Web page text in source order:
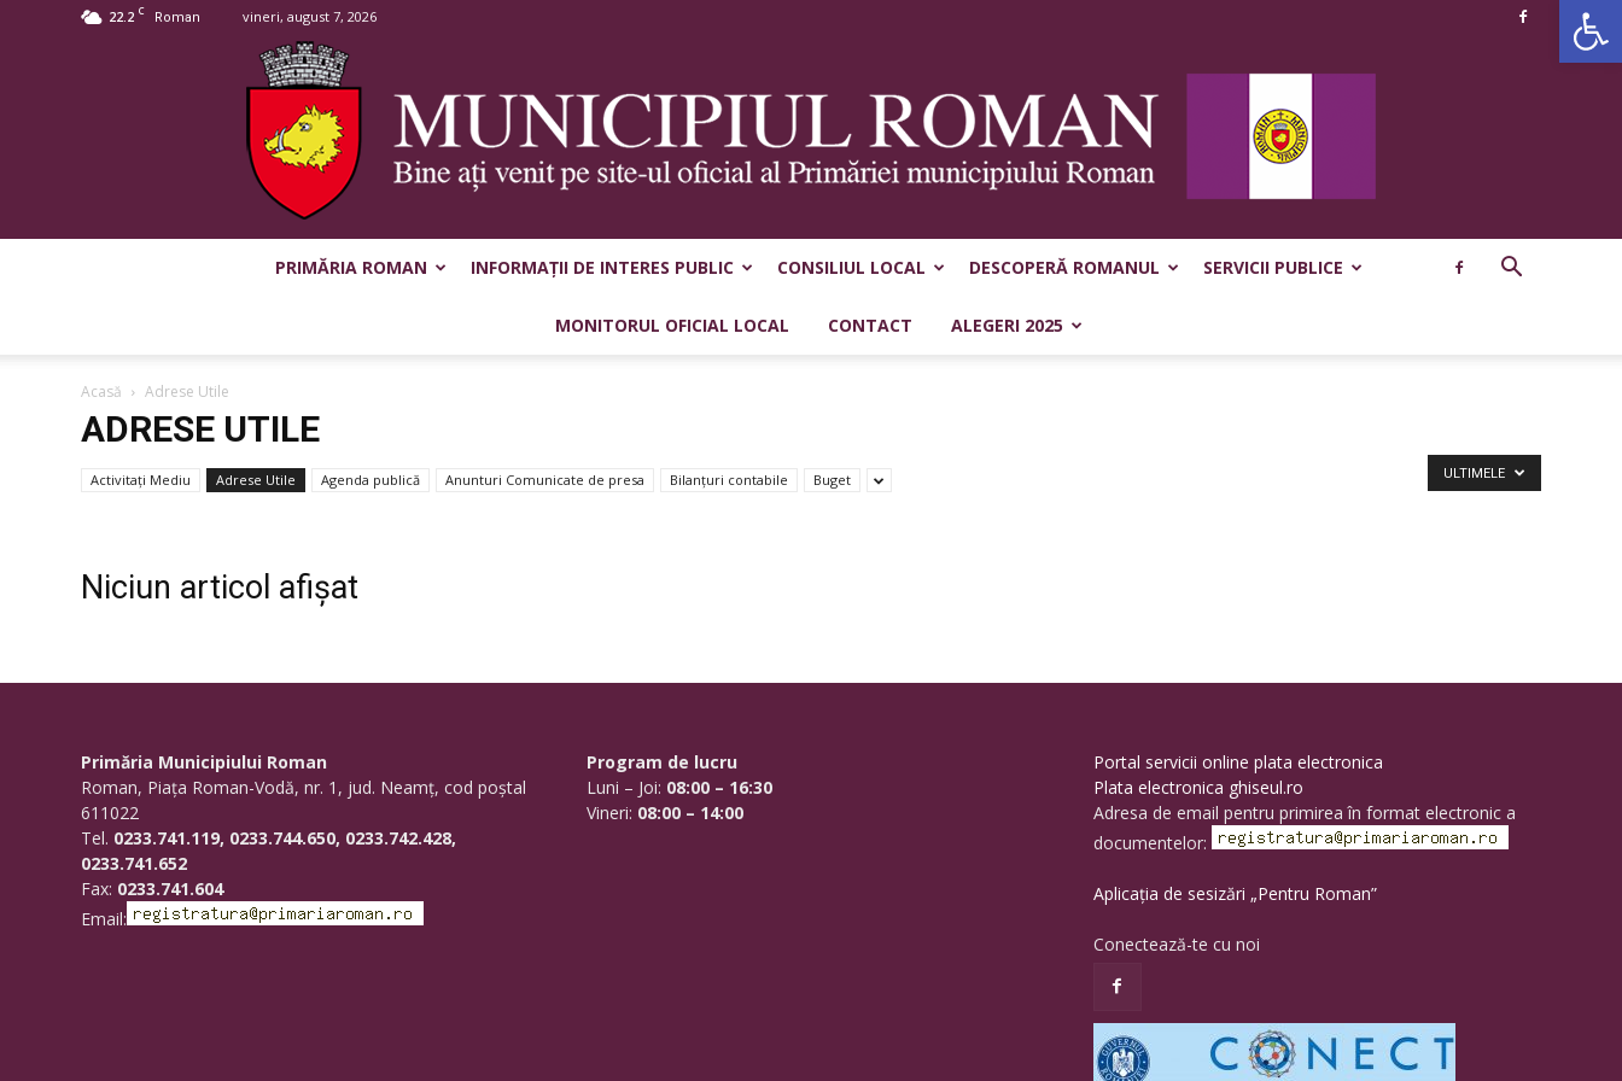
22.2 C Roman vineri, august 7, 2026
Municipiul
Roman
PRIMĂRIA ROMAN INFORMAȚII DE INTERES PUBLIC CONSILIUL LOCAL DESCOPERĂ ROMANUL SERVICII PUBLICE
MONITORUL OFICIAL LOCAL CONTACT ALEGERI 2025
Acasă Adrese Utile
ADRESE UTILE
Activitaţi Mediu Adrese Utile Agenda publică Anunturi Comunicate de presa Bilanțuri contabile Buget ULTIMELE
Niciun articol afișat
Primăria Municipiului Roman
Roman, Piaţa Roman-Vodă, nr. 1, jud. Neamţ, cod poştal
611022
Tel. 0233.741.119, 0233.744.650, 0233.742.428,
0233.741.652
Fax: 0233.741.604
Email:
Program de lucru
Luni – Joi: 08:00 – 16:30
Vineri: 08:00 – 14:00
Portal servicii online plata electronica
Plata electronica ghiseul.ro
Adresa de email pentru primirea în format electronic a
documentelor:
Aplicația de sesizări „Pentru Roman”
Conectează-te cu noi